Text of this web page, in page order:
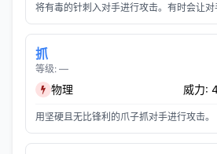
将有毒的针刺入对手进行攻击。有时会让对
抓
等级: —
物理 威力:
用坚硬且无比锋利的爪子抓对手进行攻击。